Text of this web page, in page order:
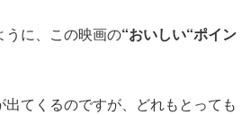
うに、この映画の“おいしい“ポイン
てくるのですが、どれもとっても